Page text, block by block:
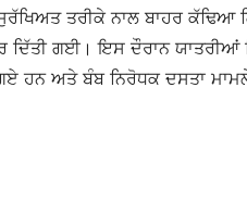
ਤਰੀਕੇ ਨਾਲ ਬਾਹਰ
ਦਿੱਤੀ ਗਈ। ਇਸ ਦੌਰਾਨ
ਹਨ ਅਤੇ ਬੰਬ ਨਿਰੋਧਕ ਦਸਤਾ